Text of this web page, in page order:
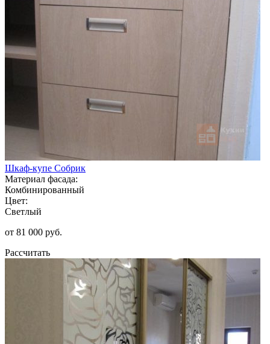
Шкаф-купе Собрик
Материал фасада:
Комбинированный
Цвет:
Светлый
от 81 000 руб.
Рассчитать